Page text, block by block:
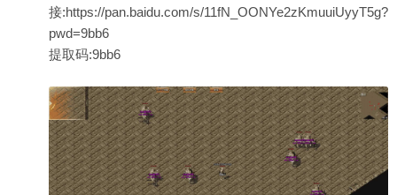
接:https://pan.baidu.com/s/11fN_OONYe2zKmuuiUyyT5g?
pwd=9bb6
提取码:9bb6